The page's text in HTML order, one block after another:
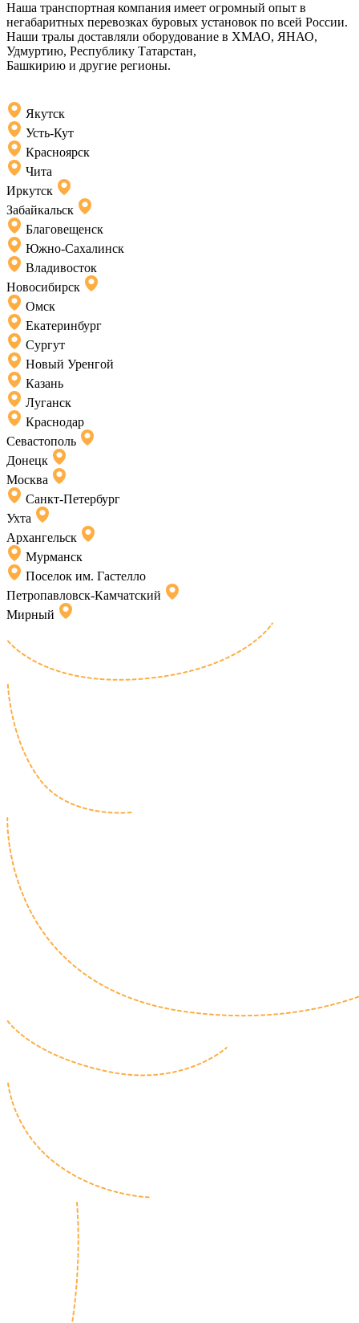
Наша транспортная компания имеет огромный опыт в
негабаритных перевозках буровых установок по всей России.
Наши тралы доставляли оборудование в ХМАО, ЯНАО,
Удмуртию, Республику Татарстан,
Башкирию и другие регионы.
Якутск
Усть-Кут
Красноярск
Чита
Иркутск
Забайкальск
Благовещенск
Южно-Сахалинск
Владивосток
Новосибирск
Омск
Екатеринбург
Сургут
Новый Уренгой
Казань
Луганск
Краснодар
Севастополь
Донецк
Москва
Санкт-Петербург
Ухта
Архангельск
Мурманск
Поселок им. Гастелло
Петропавловск-Камчатский
Мирный